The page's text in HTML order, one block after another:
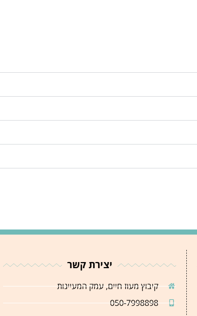
יצירת קשר
קיבוץ מעוז חיים, עמק המעיינות
050-7998898